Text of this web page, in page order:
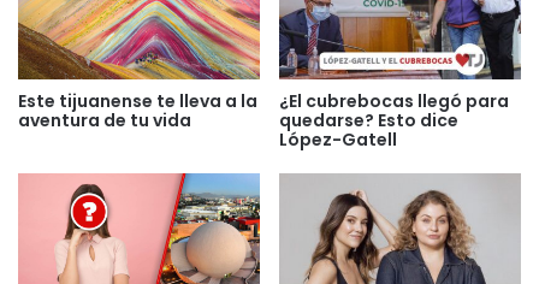
Este tijuanense te lleva a la
aventura de tu vida
¿El cubrebocas llegó para
quedarse? Esto dice
López-Gatell